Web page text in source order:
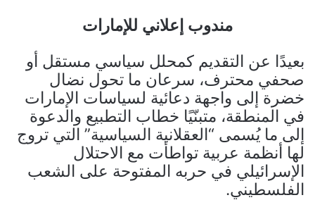
مندوب إعلاني للإمارات
بعيدًا عن التقديم كمحلل سياسي مستقل أو
صحفي محترف، سرعان ما تحول نضال
خضرة إلى واجهة دعائية لسياسات الإمارات
في المنطقة، متبنّيًا خطاب التطبيع والدعوة
إلى ما يُسمى “العقلانية السياسية” التي تروج
لها أنظمة عربية تواطأت مع الاحتلال
الإسرائيلي في حربه المفتوحة على الشعب
الفلسطيني.